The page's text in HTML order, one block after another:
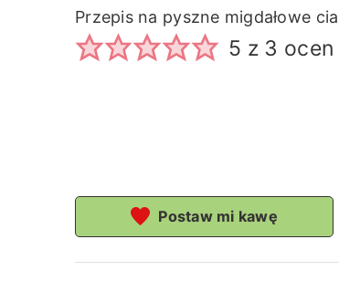
Przepis na pyszne migdałowe
5 z 3 ocen
Postaw mi kawę